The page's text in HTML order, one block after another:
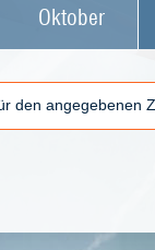
Oktober
den angegebenen